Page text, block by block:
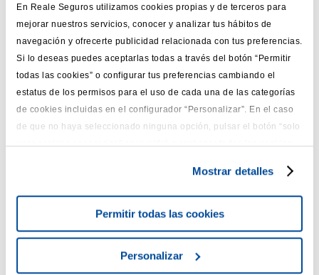
En Reale Seguros utilizamos cookies propias y de terceros para
mejorar nuestros servicios, conocer y analizar tus hábitos de
navegación y ofrecerte publicidad relacionada con tus preferencias.
Si lo deseas puedes aceptarlas todas a través del botón “Permitir
todas las cookies” o configurar tus preferencias cambiando el
estatus de los permisos para el uso de cada una de las categorías
de cookies incluidas en el configurador “Personalizar”. En el caso
de que no haya seleccionado ninguna opción, pulsar el botón “solo
cambiar la configuración, puedes consultar nuestraPolítica de
PrivacidadyCookies.
Mostrar detalles
Permitir todas las cookies
Personalizar
Llama al 900 365 900 para contar lo que&nbsp; ocurre y
solicita la solución más rápida.
¿Me envían una grúa a cualquier punto de
la carretera donde me quede averiado?
En caso de accidente o avería, ¿la grúa
lleva mi coche a uno de los talleres más